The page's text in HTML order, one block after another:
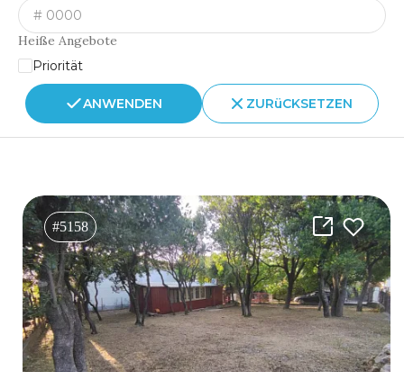
Heiße Angebote
Priorität
ANWENDEN ZURüCKSETZEN
#5158